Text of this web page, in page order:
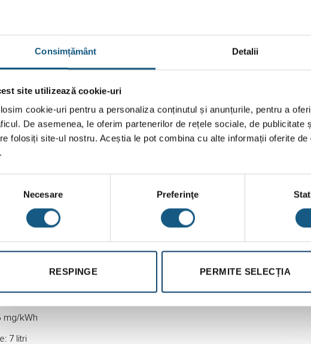
Consimțământ Detalii
site utilizează cookie-uri
cookie-uri pentru a personaliza conținutul și anunțurile, pentru a
De asemenea, le oferim partenerilor de rețele sociale, de
folosiți site-ul nostru. Aceștia le pot combina cu alte informații oferite
Necesare Preferinţe
RESPINGE PERMITE SELECȚIA
DE ZGOMOT pentru o funcționare silențioasă.
CONDENSULUI creat pe tubul de aspirație a aerului.
in condensare BAXI LUNA CLASSIC 28 INT-B – 28 kW
la temperatura inalta* P4: 24 kW
pentru incalzire: A
pentru producerea de ACM: A
ŋs: 94 %
la putere maxima si regim de functionare la temperatura
puterea maxima si regim de functionare la temperatura
mg/kWh
7 litri